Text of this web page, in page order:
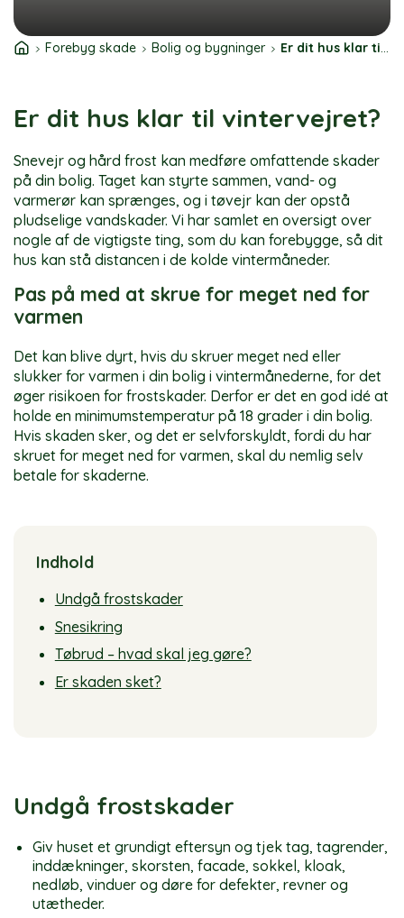
Forebyg skade Bolig og bygninger Er dit hus klar til vinter?
Er dit hus klar til vintervejret?
Snevejr og hård frost kan medføre omfattende skader
på din bolig. Taget kan styrte sammen, vand- og
varmerør kan sprænges, og i tøvejr kan der opstå
pludselige vandskader. Vi har samlet en oversigt over
nogle af de vigtigste ting, som du kan forebygge, så dit
hus kan stå distancen i de kolde vintermåneder.
Pas på med at skrue for meget ned for
varmen
Det kan blive dyrt, hvis du skruer meget ned eller
slukker for varmen i din bolig i vintermånederne, for det
øger risikoen for frostskader. Derfor er det en god idé at
holde en minimumstemperatur på 18 grader i din bolig.
Hvis skaden sker, og det er selvforskyldt, fordi du har
skruet for meget ned for varmen, skal du nemlig selv
betale for skaderne.
Indhold
Undgå frostskader
Snesikring
Tøbrud – hvad skal jeg gøre?
Er skaden sket?
Undgå frostskader
Giv huset et grundigt eftersyn og tjek tag, tagrender,
inddækninger, skorsten, facade, sokkel, kloak,
nedløb, vinduer og døre for defekter, revner og
utætheder.